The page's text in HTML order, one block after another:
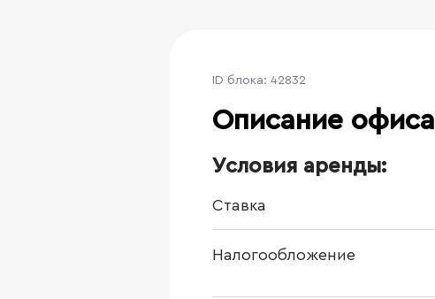
ID блока: 42832
Описание офиса
Условия аренды:
Ставка
Налогообложение